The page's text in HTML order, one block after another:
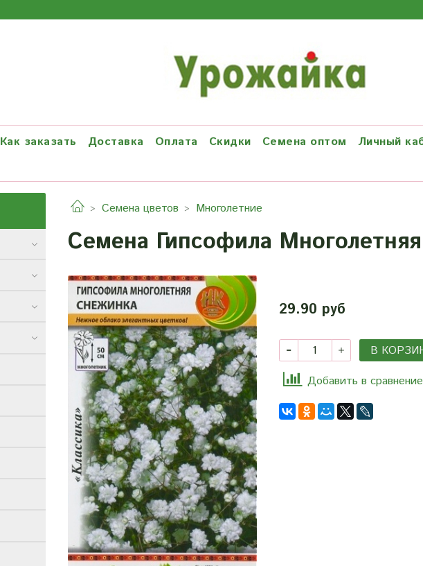
Как заказать Доставка Оплата Скидки Семена оптом
Личный
Семена цветов Многолетние
Семена Гипсофила
29.90 руб
В
Добавить в сравнение